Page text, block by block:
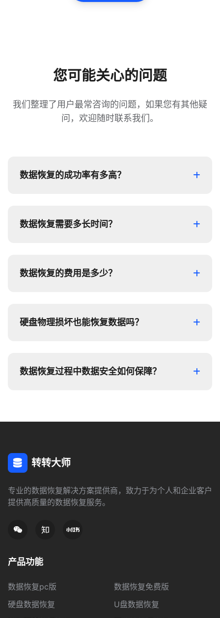
您可能关心的问题
我们整理了用户最常咨询的问题，如果您有其他疑
问，欢迎随时联系我们。
数据恢复的成功率有多高？
数据恢复需要多长时间？
数据恢复的费用是多少？
硬盘物理损坏也能恢复数据吗？
数据恢复过程中数据安全如何保障？
转转大师
专业的数据恢复解决方案提供商，致力于为个人和企业客户
提供高质量的数据恢复服务。
产品功能
数据恢复pc版
数据恢复免费版
硬盘数据恢复
U盘数据恢复